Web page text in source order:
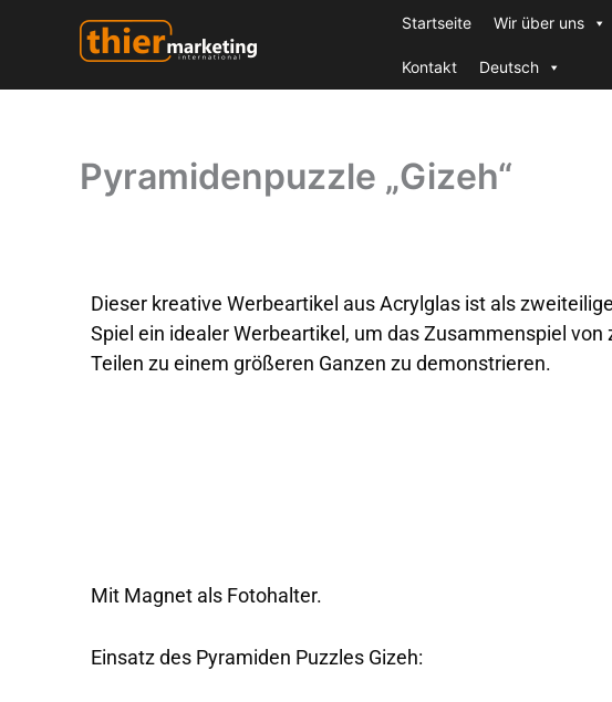
Startseite Wir über uns
Kontakt Deutsch
Pyramidenpuzzle „Gizeh“
Dieser kreative Werbeartikel aus Acrylglas ist als
Spiel ein idealer Werbeartikel, um das Zusammenspiel von
Teilen zu einem größeren Ganzen zu demonstrieren.
Mit Magnet als Fotohalter.
Einsatz des Pyramiden Puzzles Gizeh: